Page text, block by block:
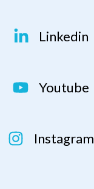
Linkedin
Youtube
Instagram